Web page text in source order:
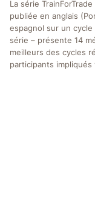
La série
publiée en anglais
espagnol sur un
série – présente 14
meilleurs des cycles
participants